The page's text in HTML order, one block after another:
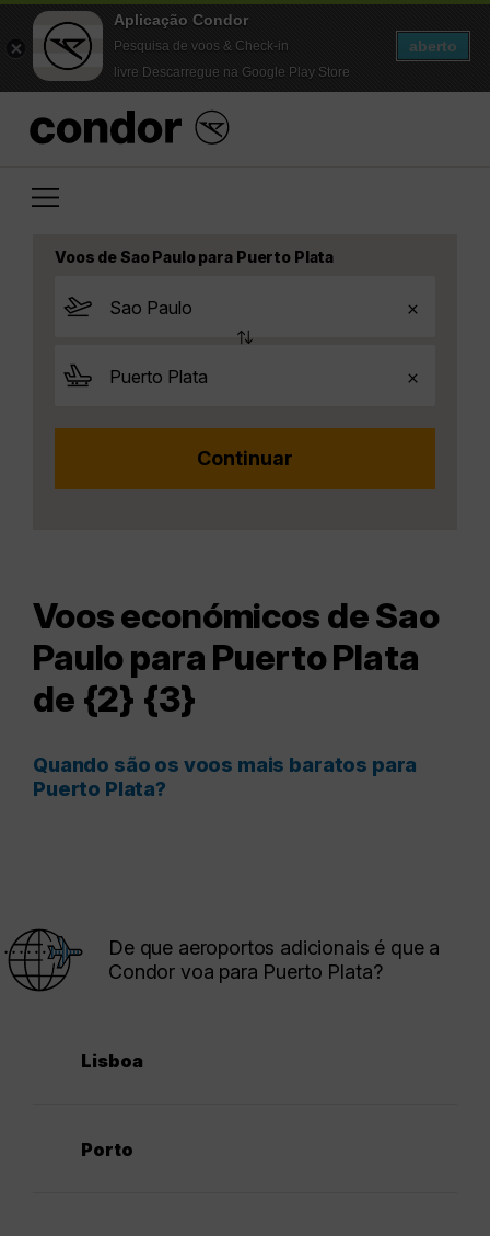
Aplicação Condor
Pesquisa de voos & Check-in
livre Descarregue na Google Play Store
aberto
Voos de Sao Paulo para Puerto Plata
Voos económicos de Sao
Paulo para Puerto Plata
de {2} {3}
Quando são os voos mais baratos para
Puerto Plata?
De que aeroportos adicionais é que a
Condor voa para Puerto Plata?
Lisboa
Porto